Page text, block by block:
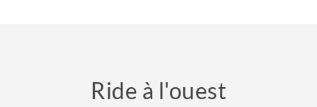
Ride à l'ouest